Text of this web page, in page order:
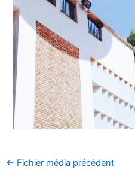
← Fichier média précédent